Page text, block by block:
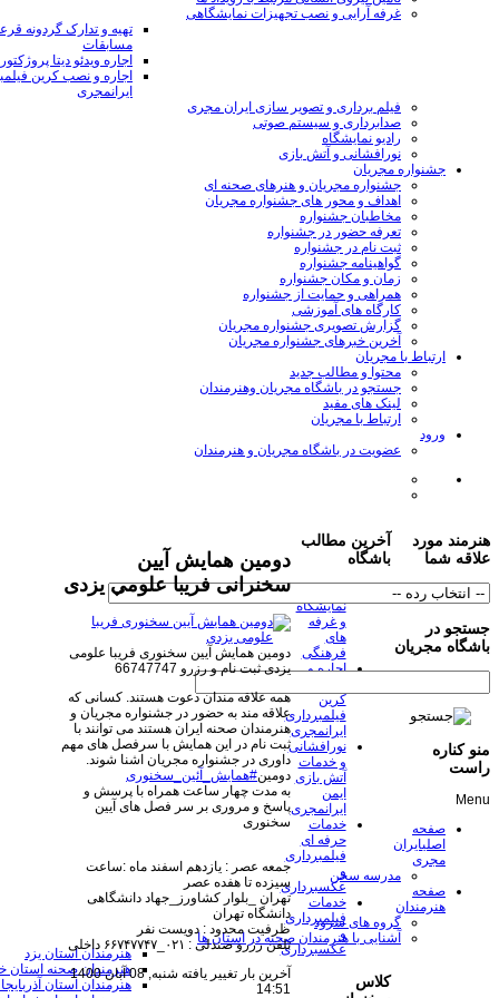
غرفه آرایی و نصب تجهیزات نمایشگاهی
تهیه و تدارک گردونه
مسابقات
اجاره ویدئو دیتا
اجاره و نصب کرین
ایرانمجری
فیلم برداری و تصویر سازی ایران مجری
صدابرداری و سیستم صوتی
رادیو نمایشگاه
نورافشانی و آتش بازی
جشنواره مجریان
جشنواره مجریان و هنرهای صحنه ای
اهداف و محور های جشنواره مجریان
مخاطبان جشنواره
تعرفه حضور در جشنواره
ثبت نام در جشنواره
گواهینامه جشنواره
زمان و مکان جشنواره
همراهی و حمایت از جشنواره
کارگاه های آموزشی
گزارش تصویری جشنواره مجریان
آخرین خبرهای جشنواره مجریان
ارتباط با مجریان
محتوا و مطالب جدید
جستجو در باشگاه مجریان وهنرمندان
لینک های مفید
ارتباط با مجریان
ورود
عضویت در باشگاه مجریان و هنرمندان
دومین همایش آیین
سخنرانی فریبا علومی یزدی
دومین همایش آیین سخنوری فریبا علومی
یزدی ثبت نام و رزرو 66747747
همه علاقه مندان دعوت هستند. کسانی که
علاقه مند به حضور در جشنواره مجریان و
هنرمندان صحنه ایران هستند می توانند با
ثبت نام در این همایش با سرفصل های مهم
داوری در جشنواره مجریان اشنا شوند.
دومین#همایش_آئین_سخنوری
به مدت چهار ساعت همراه با پرسش و
پاسخ و مروری بر سر فصل های آیین
سخنوری
جمعه عصر : یازدهم اسفند ماه :ساعت
سیزده تا هفده عصر
تهران _بلوار کشاورز_جهاد دانشگاهی
دانشگاه تهران
ظرفیت محدود : دویست نفر
تلفن رزرو صندلی : ۰۲۱_۶۶۷۴۷۷۴۷ داخلی
آخرین بار تغییر یافته شنبه, 08 آبان 1400
14:51
آخرین مطالب
باشگاه
نمایشگاه
و غرفه
های
فرهنگی
اجاره و
کرین
فیلمبرداری
ایرانمجری
نورافشانی
و خدمات
آتش بازی
ایمن
ایرانمجری
خدمات
حرفه ای
فیلمبرداری
و
عکسبرداری
خدمات
فیلمبرداری
و
عکسبرداری
کلاس
هنرمند مورد
علاقه شما
جستجو در
باشگاه مجریان
منو کناره
راست
Menu
صفحه
اصلیایران
مجری
مدرسه سخن
صفحه
هنرمندان
گروه های سرود
آشنایی با هنرمندان صحنه در استان ها
هنرمندان استان یزد
هنرمندان صحنه استان
هنرمندان استان